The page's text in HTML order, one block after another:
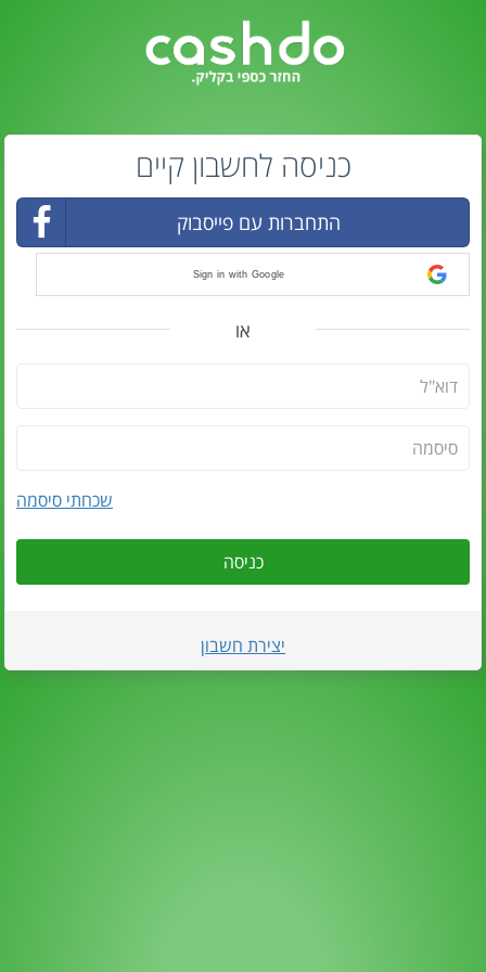
כניסה לחשבון קיים
התחברות עם פייסבוק
Sign in with Google
או
שכחתי סיסמה
כניסה
יצירת חשבון